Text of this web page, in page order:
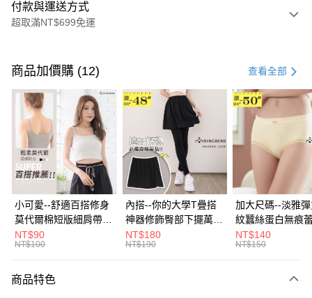
付款與運送方式
超取滿NT$699免運
信用卡一次付款
超商取貨付款
LINE Pay
Apple Pay
街口支付
悠遊付
Google Pay
全盈+PAY
大哥付你分期
商品加價購 (12) 查看全部
小可愛--舒適百搭修身
莫代爾棉短版細肩帶素
色背心(白.黑.灰L-2L)-
U582眼圈熊中大尺碼
NT$90
NT$100
內搭--你的大學T疊搭
神器修飾臀部下擺萬用
內搭裙/遮臀裙(黑2L-
6L)-Q155眼圈熊中大
NT$180
NT$190
加大尺碼--淡雅
紋蠶絲蛋白無痕
角內褲(白.粉.藍.
3L)-L28眼圈熊中
NT$140
NT$150
商品特色